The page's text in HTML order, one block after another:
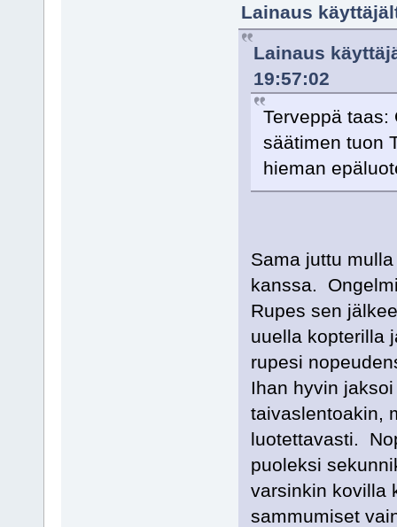
Lainaus
Lainaus
19:57:02
Terveppä taas:
säätimen tuon
hieman
Sama juttu
kanssa.
Rupes sen
uuella kopterilla
rupesi
Ihan hyvin
taivaslentoakin,
luotettavasti.
puoleksi
varsinkin kovilla
sammumiset